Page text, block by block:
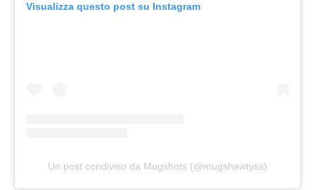
Visualizza questo post su Instagram
Un post condiviso da Mugshots (@mugshawtyss)